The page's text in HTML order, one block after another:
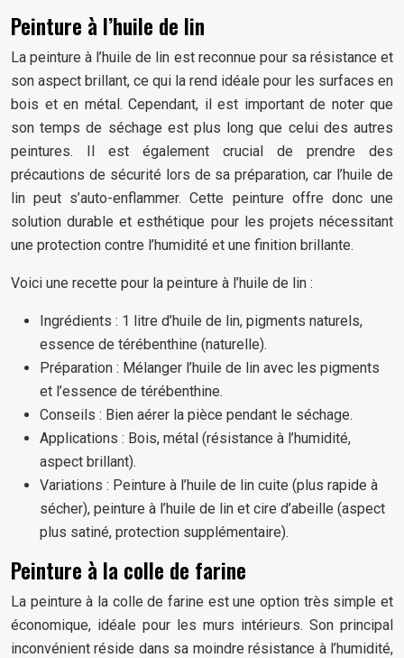
Peinture à l’huile de lin
La peinture à l’huile de lin est reconnue pour sa résistance et
son aspect brillant, ce qui la rend idéale pour les surfaces en
bois et en métal. Cependant, il est important de noter que
son temps de séchage est plus long que celui des autres
peintures. Il est également crucial de prendre des
précautions de sécurité lors de sa préparation, car l’huile de
lin peut s’auto-enflammer. Cette peinture offre donc une
solution durable et esthétique pour les projets nécessitant
une protection contre l’humidité et une finition brillante.
Voici une recette pour la peinture à l’huile de lin :
Ingrédients : 1 litre d’huile de lin, pigments naturels,
essence de térébenthine (naturelle).
Préparation : Mélanger l’huile de lin avec les pigments
et l’essence de térébenthine.
Conseils : Bien aérer la pièce pendant le séchage.
Applications : Bois, métal (résistance à l’humidité,
aspect brillant).
Variations : Peinture à l’huile de lin cuite (plus rapide à
sécher), peinture à l’huile de lin et cire d’abeille (aspect
plus satiné, protection supplémentaire).
Peinture à la colle de farine
La peinture à la colle de farine est une option très simple et
économique, idéale pour les murs intérieurs. Son principal
inconvénient réside dans sa moindre résistance à l’humidité,